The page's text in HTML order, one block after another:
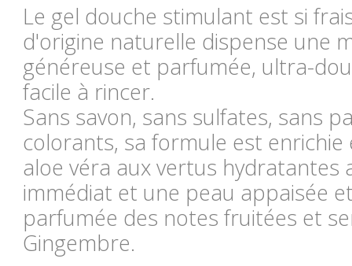
Le gel douche stimulant est si
d'origine naturelle dispense une
généreuse et parfumée, ultra-
facile à rincer.
Sans savon, sans sulfates, sans
colorants, sa formule est
aloe véra aux vertus
immédiat et une peau appaisée
parfumée des notes fruitées et
Gingembre.